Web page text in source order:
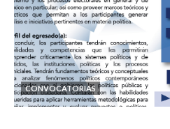
CONVOCATORIAS